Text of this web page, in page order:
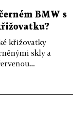
BMW s
křižovatky
skly a